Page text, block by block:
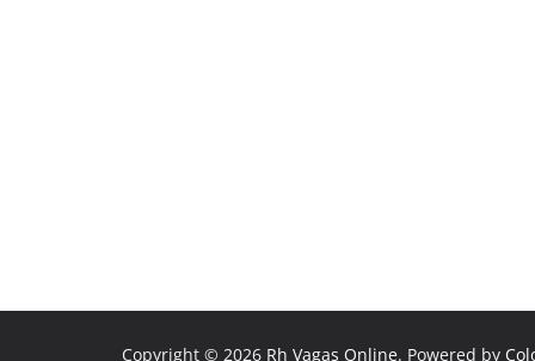
Copyright © 2026 Rh Vagas Online. Powered by